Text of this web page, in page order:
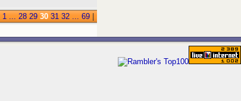
1 ... 28 29 30 31 32 ... 69